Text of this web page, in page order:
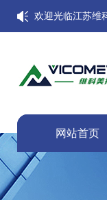
欢迎光临江苏维
网站首页